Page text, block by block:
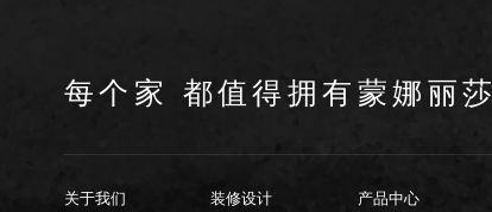
每个家 都值得拥有蒙娜丽莎
关于我们 装修设计 产品中心